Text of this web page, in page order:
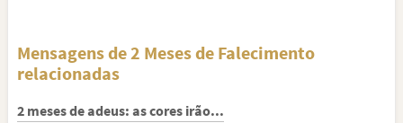
Mensagens de 2 Meses de Falecimento
relacionadas
2 meses de adeus: as cores irão...